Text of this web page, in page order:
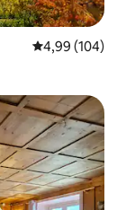
5 üzerinden
4,99 (104)